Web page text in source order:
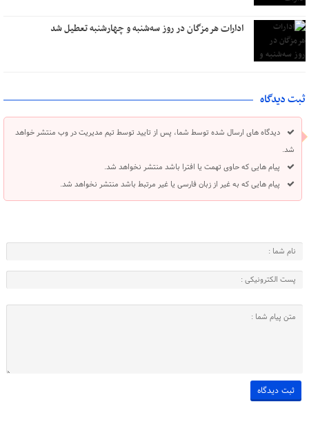
ادارات هرمزگان در روز سه‌شنبه و چهارشنبه تعطیل شد
ثبت دیدگاه
دیدگاه های ارسال شده توسط شما، پس از تایید توسط تیم مدیریت در وب منتشر خواهد
شد.
پیام هایی که حاوی تهمت یا افترا باشد منتشر نخواهد شد.
پیام هایی که به غیر از زبان فارسی یا غیر مرتبط باشد منتشر نخواهد شد.